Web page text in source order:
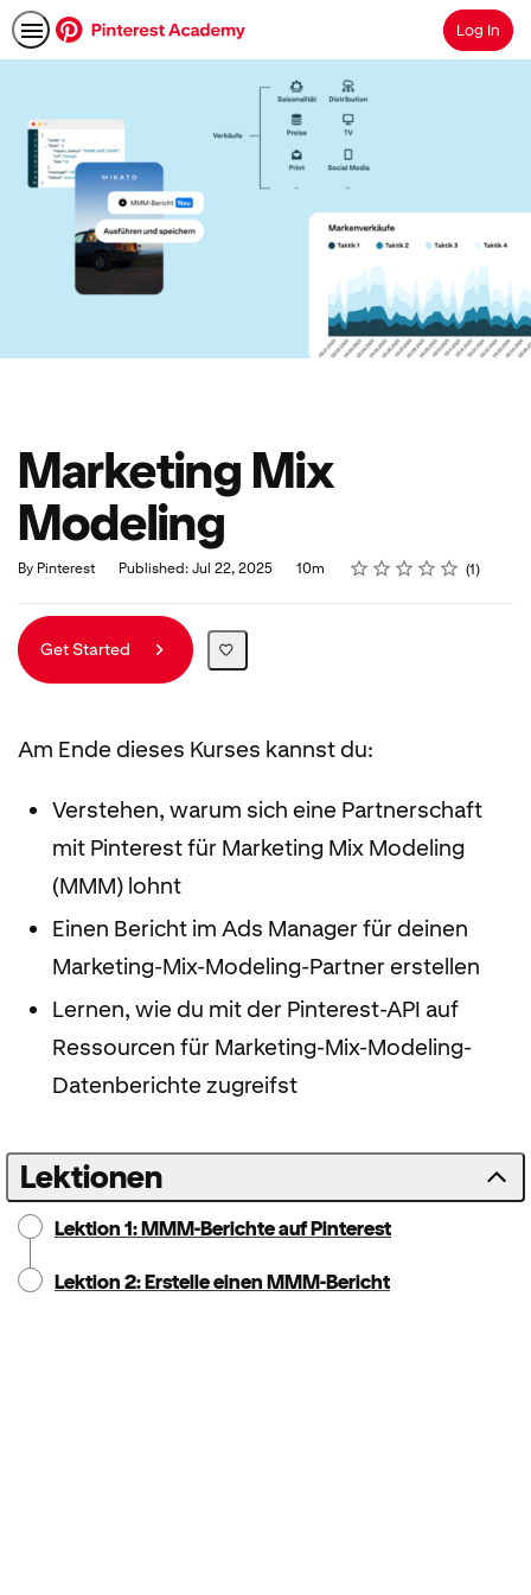
SearchLog In
Marketing Mix
Modeling
By Pinterest Published: Jul 22, 2025
Duration 10m Rating
1 star
2 stars
3 stars
4 stars
5 stars
Average rating: 5.0 1
1 review
Get Started
Am Ende dieses Kurses kannst du:
Verstehen, warum sich eine Partnerschaft
mit Pinterest für Marketing Mix Modeling
(MMM) lohnt
Einen Bericht im Ads Manager für deinen
Marketing-Mix-Modeling-Partner erstellen
Lernen, wie du mit der Pinterest-API auf
Ressourcen für Marketing-Mix-Modeling-
Datenberichte zugreifst
Lektionen
Lektion 1: MMM-Berichte auf Pinterest
Lektion 2: Erstelle einen MMM-Bericht